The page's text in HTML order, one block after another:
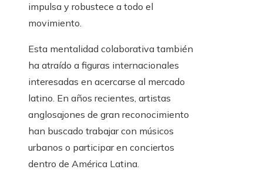
impulsa y robustece a todo el
movimiento.
Esta mentalidad colaborativa también
ha atraído a figuras internacionales
interesadas en acercarse al mercado
latino. En años recientes, artistas
anglosajones de gran reconocimiento
han buscado trabajar con músicos
urbanos o participar en conciertos
dentro de América Latina.